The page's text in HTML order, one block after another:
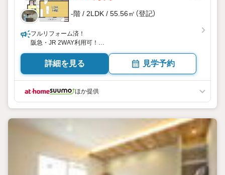
-階 / 2LDK / 55.56㎡（登記）
フルリフォーム済！
阪急・JR 2WAY利用可！
詳細を見る 見学予約
ほか提供